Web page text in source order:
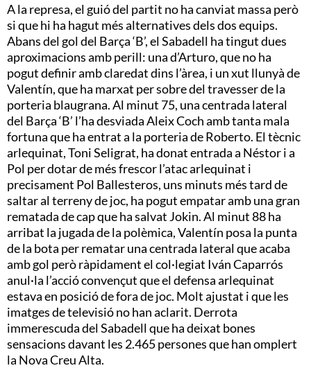
A la represa, el guió del partit no ha canviat massa però
si que hi ha hagut més alternatives dels dos equips.
Abans del gol del Barça ‘B’, el Sabadell ha tingut dues
aproximacions amb perill: una d’Arturo, que no ha
pogut definir amb claredat dins l’àrea, i un xut llunyà de
Valentín, que ha marxat per sobre del travesser de la
porteria blaugrana. Al minut 75, una centrada lateral
del Barça ‘B’ l’ha desviada Aleix Coch amb tanta mala
fortuna que ha entrat a la porteria de Roberto. El tècnic
arlequinat, Toni Seligrat, ha donat entrada a Néstor i a
Pol per dotar de més frescor l’atac arlequinat i
precisament Pol Ballesteros, uns minuts més tard de
saltar al terreny de joc, ha pogut empatar amb una gran
rematada de cap que ha salvat Jokin. Al minut 88 ha
arribat la jugada de la polèmica, Valentín posa la punta
de la bota per rematar una centrada lateral que acaba
amb gol però ràpidament el col·legiat Iván Caparrós
anul·la l’acció convençut que el defensa arlequinat
estava en posició de fora de joc. Molt ajustat i que les
imatges de televisió no han aclarit. Derrota
immerescuda del Sabadell que ha deixat bones
sensacions davant les 2.465 persones que han omplert
la Nova Creu Alta.